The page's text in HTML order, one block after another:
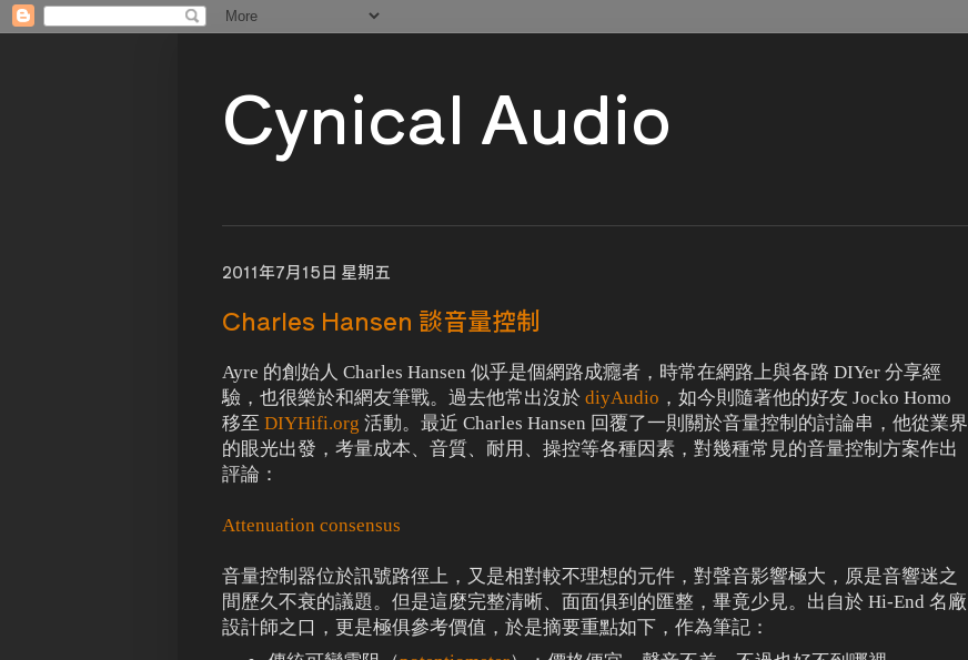
Cynical Audio
2011年7月15日 星期五
Charles Hansen 談音量控制
Ayre 的創始人 Charles Hansen 似乎是個網路成癮者，時常在網路上與各路 DIYer 分享經
驗，也很樂於和網友筆戰。過去他常出沒於 diyAudio ，如今則隨著他的好友 Jocko Homo
移至 DIYHifi.org 活動。最近 Charles Hansen 回覆了一則關於音量控制的討論串，他從業界
的眼光出發，考量成本、音質、耐用、操控等各種因素，對幾種常見的音量控制方案作出
評論：
Attenuation consensus
音量控制器位於訊號路徑上，又是相對較不理想的元件，對聲音影響極大，原是音響迷之
間歷久不衰的議題。但是這麼完整清晰、面面俱到的匯整，畢竟少見。出自於 Hi-End 名廠
設計師之口，更是極俱參考價值，於是摘要重點如下，作為筆記：